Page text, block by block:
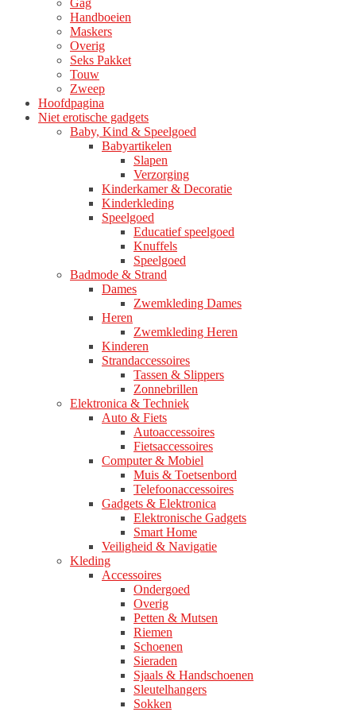
Handboeien
Maskers
Overig
Seks Pakket
Touw
Zweep
Hoofdpagina
Niet erotische gadgets
Baby, Kind & Speelgoed
Babyartikelen
Slapen
Verzorging
Kinderkamer & Decoratie
Kinderkleding
Speelgoed
Educatief speelgoed
Knuffels
Speelgoed
Badmode & Strand
Dames
Zwemkleding Dames
Heren
Zwemkleding Heren
Kinderen
Strandaccessoires
Tassen & Slippers
Zonnebrillen
Elektronica & Techniek
Auto & Fiets
Autoaccessoires
Fietsaccessoires
Computer & Mobiel
Muis & Toetsenbord
Telefoonaccessoires
Gadgets & Elektronica
Elektronische Gadgets
Smart Home
Veiligheid & Navigatie
Kleding
Accessoires
Ondergoed
Overig
Petten & Mutsen
Riemen
Schoenen
Sieraden
Sjaals & Handschoenen
Sleutelhangers
Sokken